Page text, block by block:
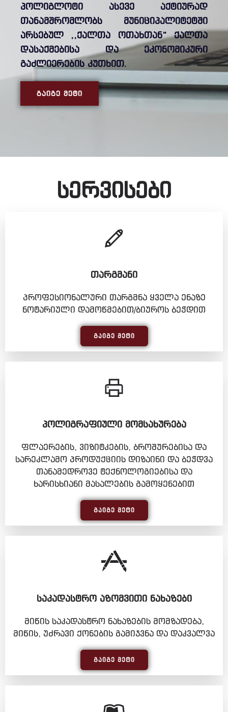
პოლიგლოტი ასევე აქტიურად
თანამშრომლობს მუნიციპალიტეტში
არსებულ ,,ქალთა ოთახთან” ქალთა
დასაქმებისა და ეკონომიკური
გაძლიერების კუთხით.
ᲒᲐᲘᲒᲔ ᲛᲔᲢᲘ
სერვისები
ᲗᲐᲠᲒᲛᲐᲜᲘ
პროფესიონალური თარგმნა ყველა ენაზე
ნოტარიული დამოწმებით/ბიუროს ბეჭდით
ᲒᲐᲘᲒᲔ ᲛᲔᲢᲘ
ᲞᲝᲚᲘᲒᲠᲐᲤᲘᲣᲚᲘ ᲛᲝᲛᲡᲐᲮᲣᲠᲔᲑᲐ
ფლაერების, ვიზიტკების, ბროშურებისა და
სარეკლამო პროდუქციის დიზაინი და ბეჭდვა
თანამედროვე ტექნოლოგიებისა და
ხარისხიანი მასალების გამოყენებით
ᲒᲐᲘᲒᲔ ᲛᲔᲢᲘ
ᲡᲐᲙᲐᲓᲐᲡᲢᲠᲝ ᲐᲖᲝᲛᲕᲘᲗᲘ ᲜᲐᲮᲐᲖᲔᲑᲘ
მიწის საკადასტრო ნახაზების მომზადება,
მიწის, უძრავი ქონების გამიჯვნა და დაკვალვა
ᲒᲐᲘᲒᲔ ᲛᲔᲢᲘ